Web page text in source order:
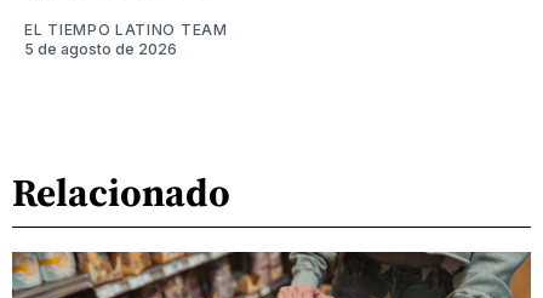
EL TIEMPO LATINO TEAM
5 de agosto de 2026
Relacionado